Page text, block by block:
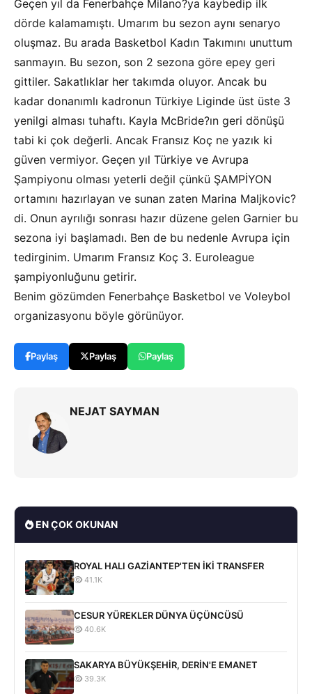
Geçen yıl da Fenerbahçe Milano?ya kaybedip ilk
dörde kalamamıştı. Umarım bu sezon aynı senaryo
oluşmaz. Bu arada Basketbol Kadın Takımını unuttum
sanmayın. Bu sezon, son 2 sezona göre epey geri
gittiler. Sakatlıklar her takımda oluyor. Ancak bu
kadar donanımlı kadronun Türkiye Liginde üst üste 3
yenilgi alması tuhaftı. Kayla McBride?ın geri dönüşü
tabi ki çok değerli. Ancak Fransız Koç ne yazık ki
güven vermiyor. Geçen yıl Türkiye ve Avrupa
Şampiyonu olması yeterli değil çünkü ŞAMPİYON
ortamını hazırlayan ve sunan zaten Marina Maljkovic?
di. Onun ayrılığı sonrası hazır düzene gelen Garnier bu
sezona iyi başlamadı. Ben de bu nedenle Avrupa için
tedirginim. Umarım Fransız Koç 3. Euroleague
şampiyonluğunu getirir.
Benim gözümden Fenerbahçe Basketbol ve Voleybol
organizasyonu böyle görünüyor.
Paylaş Paylaş Paylaş
NEJAT SAYMAN
EN ÇOK OKUNAN
ROYAL HALI GAZİANTEP'TEN İKİ TRANSFER
41.1K
CESUR YÜREKLER DÜNYA ÜÇÜNCÜSÜ
40.6K
SAKARYA BÜYÜKŞEHİR, DERİN'E EMANET
39.3K